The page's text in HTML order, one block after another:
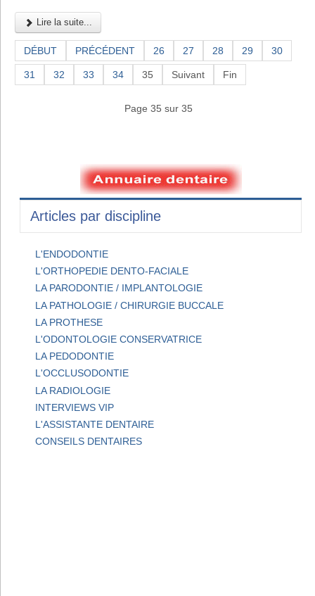
Lire la suite...
DÉBUT PRÉCÉDENT 26 27 28 29 30
31 32 33 34 35 Suivant Fin
Page 35 sur 35
Articles par discipline
L'ENDODONTIE
L'ORTHOPEDIE DENTO-FACIALE
LA PARODONTIE / IMPLANTOLOGIE
LA PATHOLOGIE / CHIRURGIE BUCCALE
LA PROTHESE
L'ODONTOLOGIE CONSERVATRICE
LA PEDODONTIE
L'OCCLUSODONTIE
LA RADIOLOGIE
INTERVIEWS VIP
L'ASSISTANTE DENTAIRE
CONSEILS DENTAIRES